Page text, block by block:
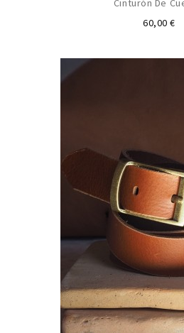
Cinturón De
60,00 €